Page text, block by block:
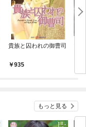
貴族と囚われの御曹司
935
もっと見る